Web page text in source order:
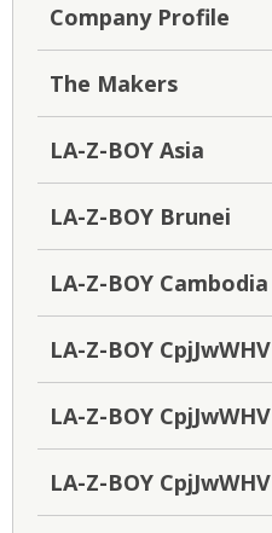
Company Profile
The Makers
LA-Z-BOY Asia
LA-Z-BOY Brunei
LA-Z-BOY Cambodia
LA-Z-BOY CpjJwWHV
LA-Z-BOY CpjJwWHV
LA-Z-BOY CpjJwWHV